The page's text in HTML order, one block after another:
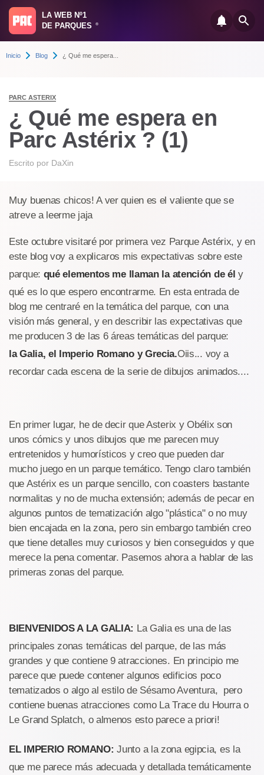
LA WEB Nº1
DE PARQUES
®
Inicio Blog ¿ Qué me espera...
PARC ASTERIX
¿ Qué me espera en
Parc Astérix ? (1)
Escrito por DaXin
Muy buenas chicos! A ver quien es el valiente que se
atreve a leerme jaja
Este octubre visitaré por primera vez Parque Astérix, y en
este blog voy a explicaros mis expectativas sobre este
parque: qué elementos me llaman la atención de él y
qué es lo que espero encontrarme. En esta entrada de
blog me centraré en la temática del parque, con una
visión más general, y en describir las expectativas que
me producen 3 de las 6 áreas temáticas del parque:
la Galia, el Imperio Romano y Grecia.Oiis... voy a
recordar cada escena de la serie de dibujos animados....
En primer lugar, he de decir que Asterix y Obélix son
unos cómics y unos dibujos que me parecen muy
entretenidos y humorísticos y creo que pueden dar
mucho juego en un parque temático. Tengo claro también
que Astérix es un parque sencillo, con coasters bastante
normalitas y no de mucha extensión; además de pecar en
algunos puntos de tematización algo "plástica" o no muy
bien encajada en la zona, pero sin embargo también creo
que tiene detalles muy curiosos y bien conseguidos y que
merece la pena comentar. Pasemos ahora a hablar de las
primeras zonas del parque.
BIENVENIDOS A LA GALIA: La Galia es una de las
principales zonas temáticas del parque, de las más
grandes y que contiene 9 atracciones. En principio me
parece que puede contener algunos edificios poco
tematizados o algo al estilo de Sésamo Aventura, pero
contiene buenas atracciones como La Trace du Hourra o
Le Grand Splatch, o almenos esto parece a priori!
EL IMPERIO ROMANO: Junto a la zona egipcia, es la
que me parece más adecuada y detallada temáticamente